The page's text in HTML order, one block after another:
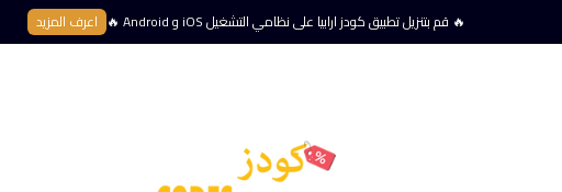
🔥 قم بتنزيل تطبيق كودز ارابيا على نظامي التشغيل iOS و Android 🔥 اعرف المزيد